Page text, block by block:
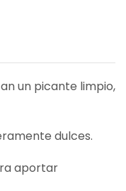
un picante limpio,
dulces.
aportar